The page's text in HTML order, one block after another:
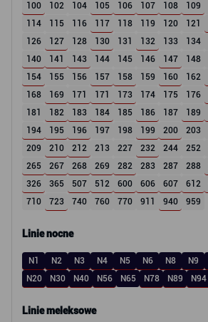
100
102 104 105 106 107 108 109
114
115 116 117 118 119 120 121
126
127 128 130 131 132 133 134
140
141 143 144 145 146 147 148
154
155 156 157 158 159 160 162
168
169 171 171 173 174 175 176
181
182 183 184 185 186 187 189
194
195 196 197 198 199 200 203
209
210 212 213 227 232 244 252
265
267 268 269 282 283 287 288
326
365 507 512 600 606 607 612
710
723 740 760 770 911 940 959
Linie nocne
N1 N2 N3 N4 N5 N6 N8 N9
N20
N30 N40 N56 N65 N78 N89 N94
Linie meleksowe